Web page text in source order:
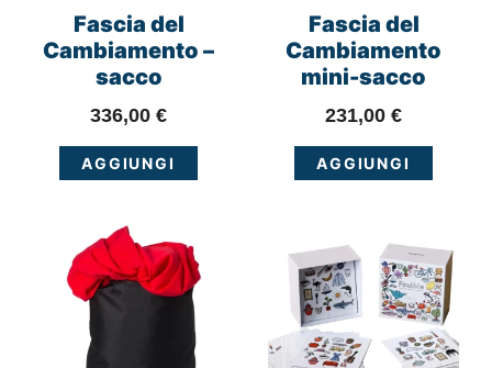
Fascia del
Cambiamento –
sacco
336,00 €
AGGIUNGI
Fascia del
Cambiamento
mini-sacco
231,00 €
AGGIUNGI